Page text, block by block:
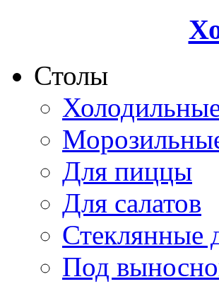
Столы
Для пиццы
Для салатов
Стеклянные
Под